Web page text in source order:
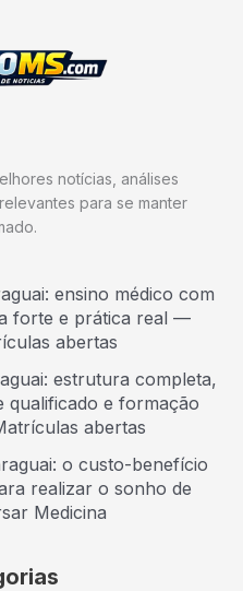
notícias, análises
para se manter
ensino médico com
forte e prática real —
abertas
estrutura completa,
qualificado e formação
abertas
o custo-benefício
realizar o sonho de
Medicina